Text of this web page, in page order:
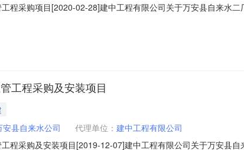
程采购项目[2020-02-28]建中工程有限公司关于万安县自来水
如下：一、项目内容：1、项目名称：万安县自来水二厂至工
工程采购及安装项目
安县自来水公司 代理单位： 建中工程有限公司
程采购及安装项目[2019-12-07]建中工程有限公司关于万安县